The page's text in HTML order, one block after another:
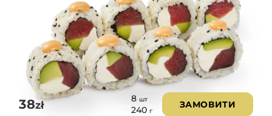
38zł
8 шт
240 г
ЗАМОВИТИ